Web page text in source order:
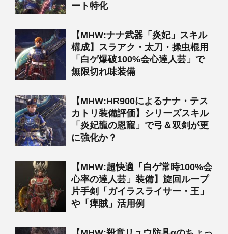
ート特化
【MHW:ナナ武器「炎妃」スキル
構成】スラアク・太刀・操虫棍用
「白ゲ爆破100%会心達人芸」で
無限切れ味装備
【MHW:HR900によるナナ・テス
カトリ装備評価】シリーズスキル
「炎妃龍の恩寵」で弓＆双剣が更
に強化か？
【MHW:超快適「白ゲ常時100%会
心率の達人芸」装備】旋回ループ
片手剣「ガイラスライサー・王」
や「痺賊」活用例